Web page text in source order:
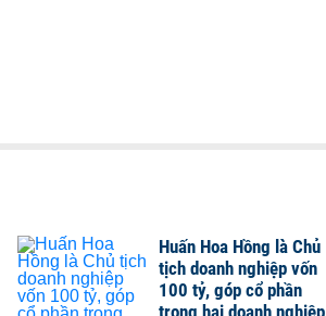
Huấn Hoa Hồng là Chủ
tịch doanh nghiệp vốn
100 tỷ, góp cổ phần
trong hai doanh nghiệp